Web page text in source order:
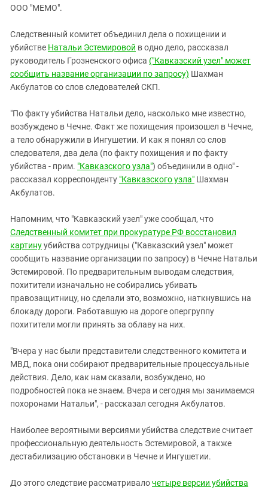
ИНАКОМЫСЛИЕ В ЧЕЧНЕ
ПРЕСЛЕДОВАНИЕ АКТИВИСТОВ
МОБИЛИЗАЦИЯ И ПРОТЕСТЫ
Дагестан
Кабардино-Балкария
Калмыкия
Карачаево-Черкесия
Нагорный Карабах
Российская Федерация
Ростовская область
Северная Осетия - Алания
СКФО
Ставропольский край
Чечня
Южная Осетия
Южный Кавказ
ЮФО
ООО "МЕМО".
Следственный комитет объединил дела о похищении и
убийстве Натальи Эстемировой в одно дело, рассказал
руководитель Грозненского офиса ("Кавказский узел" может
сообщить название организации по запросу) Шахман
Акбулатов со слов следователей СКП.
"По факту убийства Натальи дело, насколько мне известно,
возбуждено в Чечне. Факт же похищения произошел в Чечне,
а тело обнаружили в Ингушетии. И как я понял со слов
следователя, два дела (по факту похищения и по факту
убийства - прим. "Кавказского узла") объединили в одно" -
рассказал корреспонденту "Кавказского узла" Шахман
Акбулатов.
Напомним, что "Кавказский узел" уже сообщал, что
Следственный комитет при прокуратуре РФ восстановил
картинуубийства сотрудницы ("Кавказский узел" может
сообщить название организации по запросу) в Чечне Натальи
Эстемировой. По предварительным выводам следствия,
похитители изначально не собирались убивать
правозащитницу, но сделали это, возможно, наткнувшись на
блокаду дороги. Работавшую на дороге опергруппу
похитители могли принять за облаву на них.
"Вчера у нас были представители следственного комитета и
МВД, пока они собирают предварительные процессуальные
действия. Дело, как нам сказали, возбуждено, но
подробностей пока не знаем. Вчера и сегодня мы занимаемся
похоронами Натальи", - рассказал сегодня Акбулатов.
Наиболее вероятными версиями убийства следствие считает
профессиональную деятельность Эстемировой, а также
дестабилизацию обстановки в Чечне и Ингушетии.
До этого следствие рассматривалочетыре версии убийства